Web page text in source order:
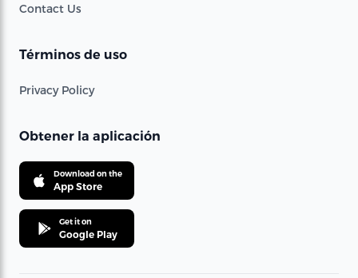
Contact Us
Términos de uso
Privacy Policy
Obtener la aplicación
Download on the
App Store
Get it on
Google Play